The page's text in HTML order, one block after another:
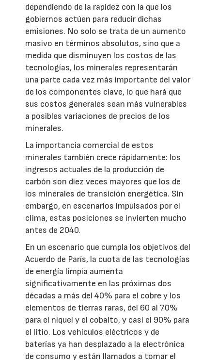
dependiendo de la rapidez con la que los
gobiernos actúen para reducir dichas
emisiones. No solo se trata de un aumento
masivo en términos absolutos, sino que a
medida que disminuyen los costos de las
tecnologías, los minerales representarán
una parte cada vez más importante del valor
de los componentes clave, lo que hará que
sus costos generales sean más vulnerables
a posibles variaciones de precios de los
minerales.
La importancia comercial de estos
minerales también crece rápidamente: los
ingresos actuales de la producción de
carbón son diez veces mayores que los de
los minerales de transición energética. Sin
embargo, en escenarios impulsados ​​por el
clima, estas posiciones se invierten mucho
antes de 2040.
En un escenario que cumpla los objetivos del
Acuerdo de París, la cuota de las tecnologías
de energía limpia aumenta
significativamente en las próximas dos
décadas a más del 40% para el cobre y los
elementos de tierras raras, del 60 al 70%
para el níquel y el cobalto, y casi el 90% para
el litio. Los vehículos eléctricos y de
baterías ya han desplazado a la electrónica
de consumo y están llamados a tomar el